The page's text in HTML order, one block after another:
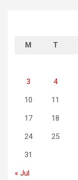
M T
3 4
10 11
17 18
24 25
31
« Jul